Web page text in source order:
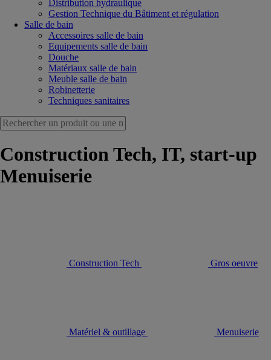
Distribution hydraulique
Gestion Technique du Bâtiment et régulation
Salle de bain
Accessoires salle de bain
Equipements salle de bain
Douche
Matériaux salle de bain
Meuble salle de bain
Robinetterie
Techniques sanitaires
Construction Tech, IT, start-up
Menuiserie
Construction Tech Gros oeuvre
Matériel & outillage Menuiserie